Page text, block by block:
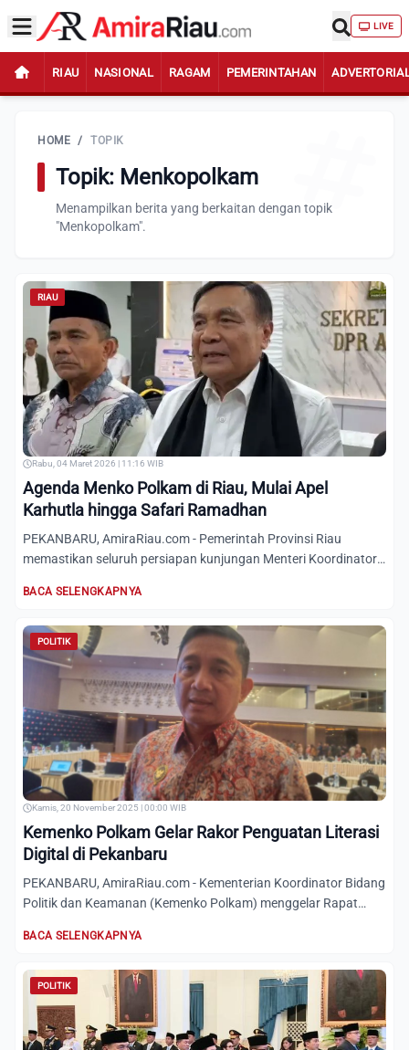
LIVE
RIAU NASIONAL RAGAM PEMERINTAHAN
HOME / TOPIK
Topik: Menkopolkam
Menampilkan berita yang berkaitan dengan topik
"Menkopolkam".
RIAU
Rabu, 04 Maret 2026 | 11:16 WIB
Agenda Menko Polkam di Riau, Mulai Apel
Karhutla hingga Safari Ramadhan
PEKANBARU, AmiraRiau.com - Pemerintah Provinsi Riau
memastikan seluruh persiapan kunjungan Menteri Koordinator
BACA SELENGKAPNYA
POLITIK
Kamis, 20 November 2025 | 00:00 WIB
Kemenko Polkam Gelar Rakor Penguatan Literasi
Digital di Pekanbaru
PEKANBARU, AmiraRiau.com - Kementerian Koordinator Bidang
Politik dan Keamanan (Kemenko Polkam) menggelar Rapat
BACA SELENGKAPNYA
POLITIK